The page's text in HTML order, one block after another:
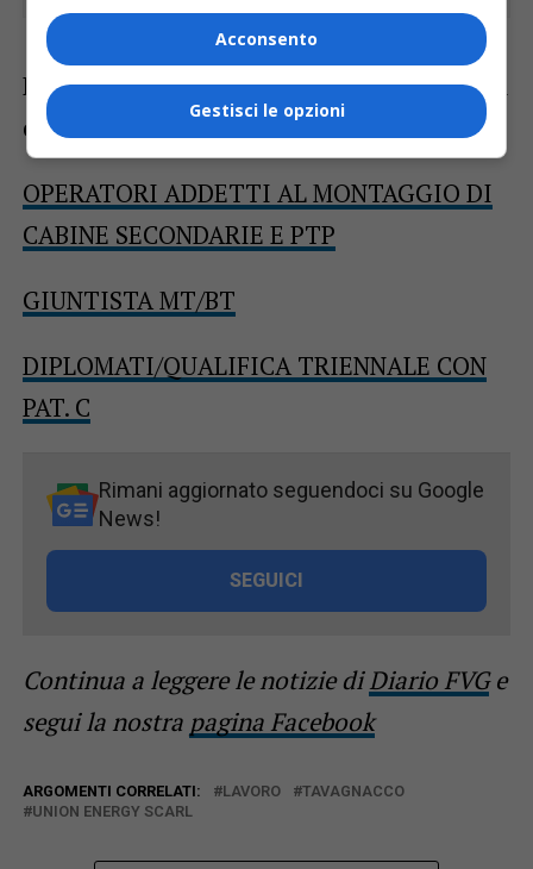
Per maggiori informazioni e per candidarsi
ci si può collegare ai seguenti link:
OPERATORI ADDETTI AL MONTAGGIO DI
CABINE SECONDARIE E PTP
GIUNTISTA MT/BT
DIPLOMATI/QUALIFICA TRIENNALE CON
PAT. C
Rimani aggiornato seguendoci su Google
News!
SEGUICI
Continua a leggere le notizie diDiario FVGe
segui la nostra pagina Facebook
ARGOMENTI CORRELATI: LAVORO
TAVAGNACCO
UNION ENERGY SCARL
Acconsento
Gestisci le opzioni